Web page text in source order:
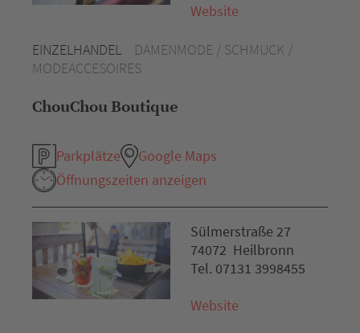
EINZELHANDEL
DAMENMODE / SCHMUCK /
MODEACCESOIRES
ChouChou Boutique
Parkplätze
Google Maps
Öffnungszeiten anzeigen
Website
Sülmerstraße 27
74072 Heilbronn
Tel. 07131 3998455
Website